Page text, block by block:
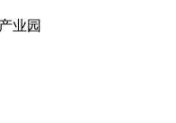
业园